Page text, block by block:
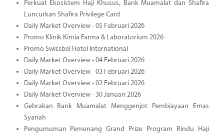
Perkuat Ekosistem Haji Khusus, Bank Muamalat dan Shafira
Luncurkan Shafira Privilege Card
Daily Market Overview - 05 Februari 2026
Promo Klinik Kimia Farma & Laboratorium 2026
Promo Swissbel Hotel International
Daily Market Overview - 04 Februari 2026
Daily Market Overview - 03 Februari 2026
Daily Market Overview - 02 Februari 2026
Daily Market Overview - 30 Januari 2026
Gebrakan Bank Muamalat Menggenjot Pembiayaan Emas
Syariah
Pengumuman Pemenang Grand Prize Program Rindu Haji